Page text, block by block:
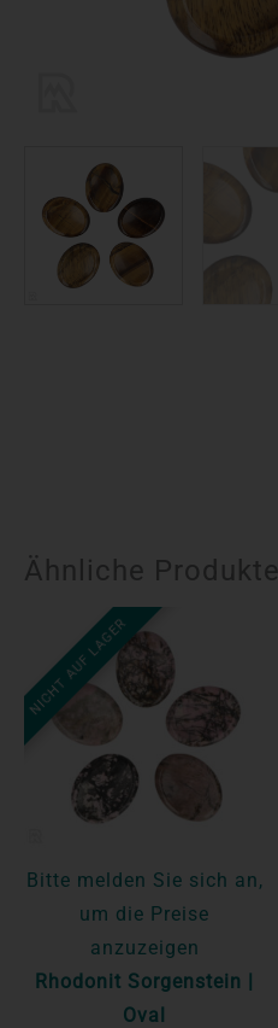
Ähnliche Produkte
NICHT AUF LAGER
Bitte melden Sie sich an,
um die Preise
anzuzeigen
Rhodonit Sorgenstein |
Oval